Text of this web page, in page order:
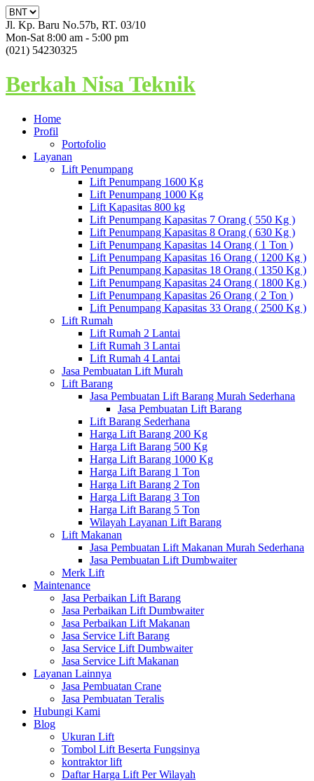
Jl. Kp. Baru No.57b, RT. 03/10
Mon-Sat 8:00 am - 5:00 pm
(021) 54230325
Berkah Nisa Teknik
Home
Profil
Portofolio
Layanan
Lift Penumpang
Lift Penumpang 1600 Kg
Lift Penumpang 1000 Kg
Lift Kapasitas 800 kg
Lift Penumpang Kapasitas 7 Orang ( 550 Kg )
Lift Penumpang Kapasitas 8 Orang ( 630 Kg )
Lift Penumpang Kapasitas 14 Orang ( 1 Ton )
Lift Penumpang Kapasitas 16 Orang ( 1200 Kg )
Lift Penumpang Kapasitas 18 Orang ( 1350 Kg )
Lift Penumpang Kapasitas 24 Orang ( 1800 Kg )
Lift Penumpang Kapasitas 26 Orang ( 2 Ton )
Lift Penumpang Kapasitas 33 Orang ( 2500 Kg )
Lift Rumah
Lift Rumah 2 Lantai
Lift Rumah 3 Lantai
Lift Rumah 4 Lantai
Jasa Pembuatan Lift Murah
Lift Barang
Jasa Pembuatan Lift Barang Murah Sederhana
Jasa Pembuatan Lift Barang
Lift Barang Sederhana
Harga Lift Barang 200 Kg
Harga Lift Barang 500 Kg
Harga Lift Barang 1000 Kg
Harga Lift Barang 1 Ton
Harga Lift Barang 2 Ton
Harga Lift Barang 3 Ton
Harga Lift Barang 5 Ton
Wilayah Layanan Lift Barang
Lift Makanan
Jasa Pembuatan Lift Makanan Murah Sederhana
Jasa Pembuatan Lift Dumbwaiter
Merk Lift
Maintenance
Jasa Perbaikan Lift Barang
Jasa Perbaikan Lift Dumbwaiter
Jasa Perbaikan Lift Makanan
Jasa Service Lift Barang
Jasa Service Lift Dumbwaiter
Jasa Service Lift Makanan
Layanan Lainnya
Jasa Pembuatan Crane
Jasa Pembuatan Teralis
Hubungi Kami
Blog
Ukuran Lift
Tombol Lift Beserta Fungsinya
kontraktor lift
Daftar Harga Lift Per Wilayah